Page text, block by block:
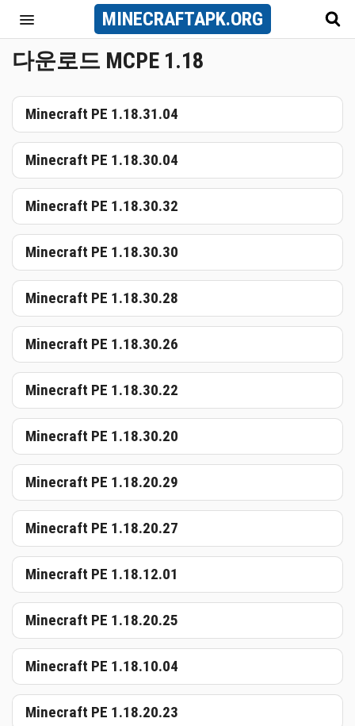
MINECRAFTAPK.ORG
다운로드 MCPE 1.18
Minecraft PE 1.18.31.04
Minecraft PE 1.18.30.04
Minecraft PE 1.18.30.32
Minecraft PE 1.18.30.30
Minecraft PE 1.18.30.28
Minecraft PE 1.18.30.26
Minecraft PE 1.18.30.22
Minecraft PE 1.18.30.20
Minecraft PE 1.18.20.29
Minecraft PE 1.18.20.27
Minecraft PE 1.18.12.01
Minecraft PE 1.18.20.25
Minecraft PE 1.18.10.04
Minecraft PE 1.18.20.23